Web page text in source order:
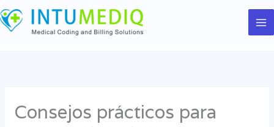
Skip
to
Consejos prácticos para